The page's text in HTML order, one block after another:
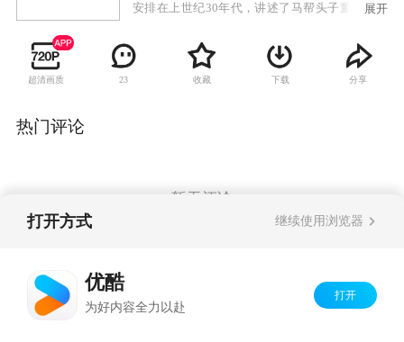
安排在上世纪30年代，讲述了马帮头子董义和一
姑、尹家贤、十八妹四个传奇女子荡气回肠的爱
情。
展开
超清画质 23 收藏 下载 分享
热门评论
暂无评论
打开方式 继续使用浏览器
优酷
为好内容全力以赴
打开